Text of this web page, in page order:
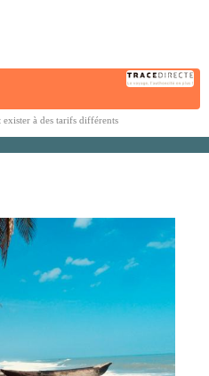
exister à des tarifs différents